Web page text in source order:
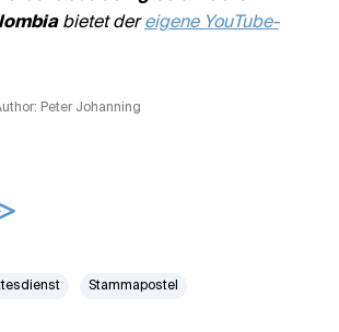
bietet dereigene YouTube-
Peter Johanning
Stammapostel